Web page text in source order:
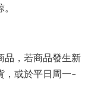
品，若商品發生新
，或於平日周一~